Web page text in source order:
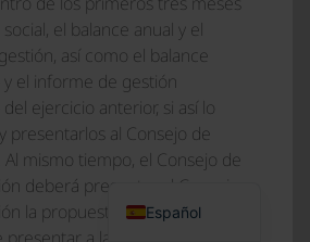
el balance anual y el
así como el balance
el informe de gestión
ejercicio anterior, si así lo
presentarlos al Consejo de
Al mismo tiempo, el Consejo de
deberá presentar al Consejo
la propuesta que tiene la
Español
Deutsch
English (UK)
Français
Italiano